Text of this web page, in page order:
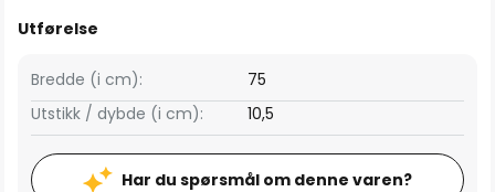
Utførelse
Bredde (i cm):
75
Utstikk / dybde (i cm):
10,5
Har du spørsmål om denne varen?